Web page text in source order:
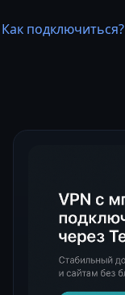
Как подключиться?